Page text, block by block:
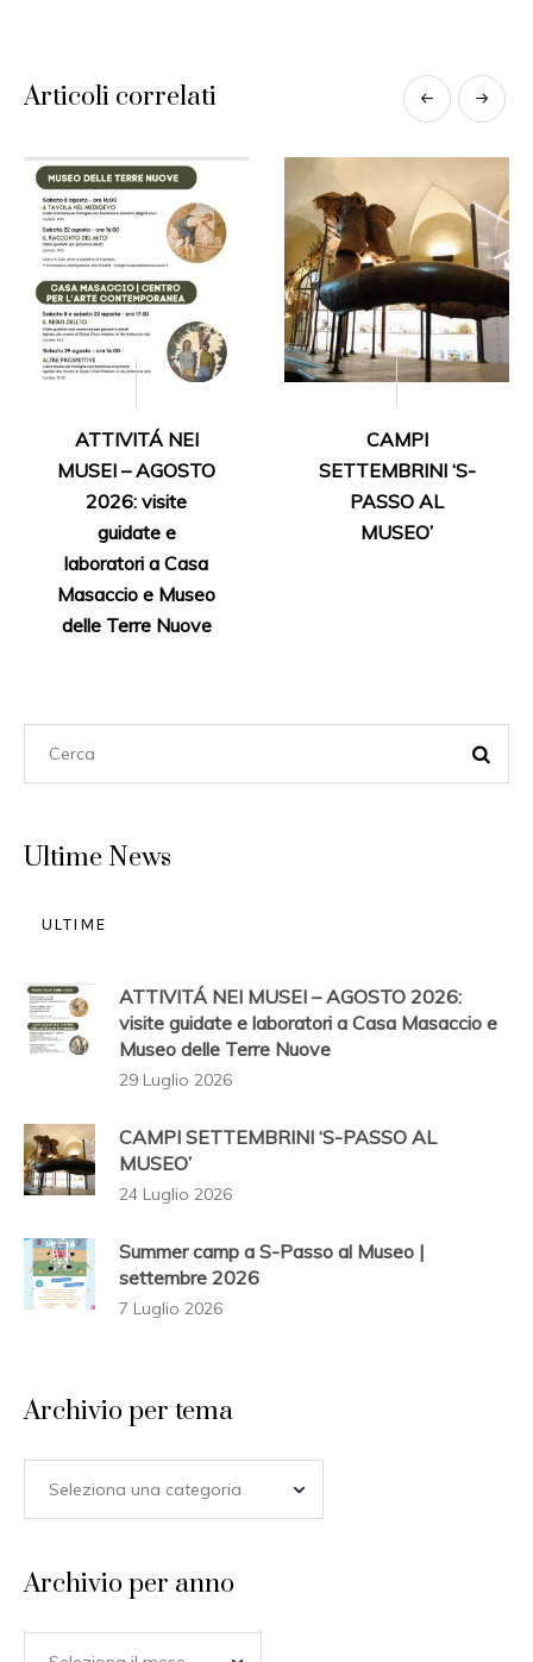
Articoli correlati
ATTIVITÁ NEI
MUSEI – AGOSTO
2026: visite
guidate e
laboratori a Casa
Masaccio e Museo
delle Terre Nuove
CAMPI
SETTEMBRINI ‘S-
PASSO AL
MUSEO’
Ultime News
ULTIME
ATTIVITÁ NEI MUSEI – AGOSTO 2026:
visite guidate e laboratori a Casa Masaccio e
Museo delle Terre Nuove
29 Luglio 2026
CAMPI SETTEMBRINI ‘S-PASSO AL
MUSEO’
24 Luglio 2026
Summer camp a S-Passo al Museo |
settembre 2026
7 Luglio 2026
Archivio per tema
Archivio per anno